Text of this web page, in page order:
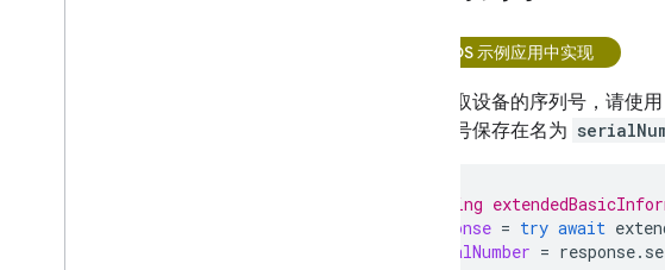
在 iOS 示例应用中实现
如需获取设备的序列号，请使用
将序列号保存在名为
// Assuming
response = try await
serialNumber = response.